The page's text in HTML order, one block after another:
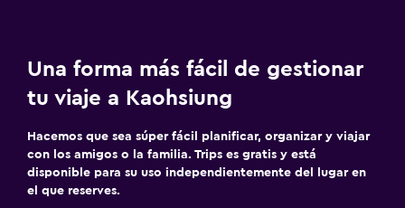
Una forma más fácil de gestionar
tu viaje a Kaohsiung
Hacemos que sea súper fácil planificar, organizar y viajar
con los amigos o la familia. Trips es gratis y está
disponible para su uso independientemente del lugar en
el que reserves.